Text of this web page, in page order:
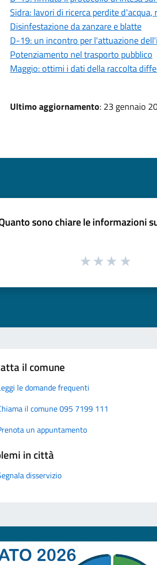
Sidra: lavori di ricerca perdite
Disinfestazione da zanzare e blatte
D-19: un incontro per l'attuazione
Potenziamento nel trasporto pubblico
Maggio: ottimi i dati della raccolta
Ultimo aggiornamento: 23 gennaio
sono chiare le informazioni
il comune
le domande frequenti
il comune 095 7199 111
un appuntamento
in città
disservizio